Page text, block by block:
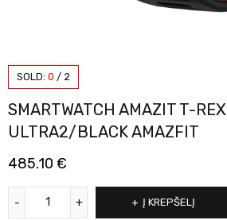
SOLD: 0 / 2
SMARTWATCH AMAZIT T-REX
ULTRA2/BLACK AMAZFIT
485.10 €
Į KREPŠELĮ